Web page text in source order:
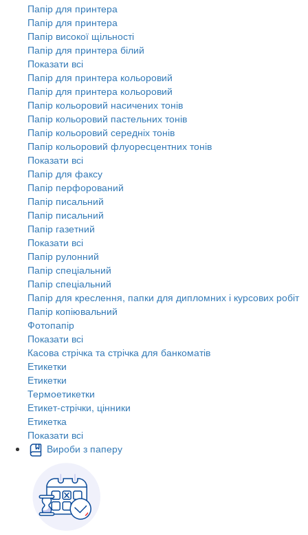
Папір для принтера
Папір для принтера
Папір високої щільності
Папір для принтера білий
Показати всі
Папір для принтера кольоровий
Папір для принтера кольоровий
Папір кольоровий насичених тонів
Папір кольоровий пастельних тонів
Папір кольоровий середніх тонів
Папір кольоровий флуоресцентних тонів
Показати всі
Папір для факсу
Папір перфорований
Папір писальний
Папір писальний
Папір газетний
Показати всі
Папір рулонний
Папір спеціальний
Папір спеціальний
Папір для креслення, папки для дипломних і курсових робіт
Папір копіювальний
Фотопапір
Показати всі
Касова стрічка та стрічка для банкоматів
Етикетки
Етикетки
Термоетикетки
Етикет-стрічки, цінники
Етикетка
Показати всі
Вироби з паперу